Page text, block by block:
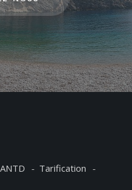
Tarification